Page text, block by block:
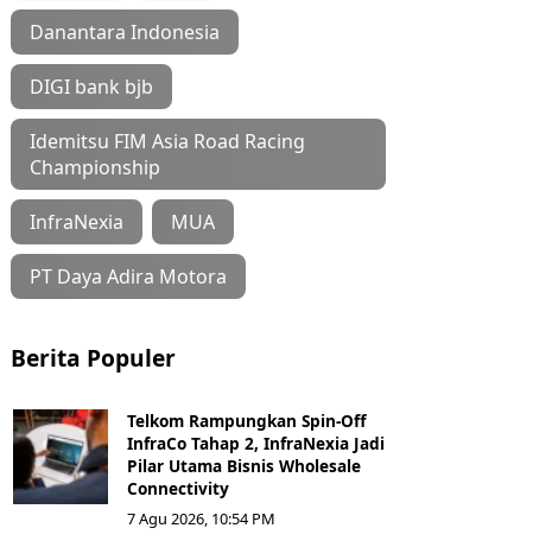
Danantara Indonesia
DIGI bank bjb
Idemitsu FIM Asia Road Racing
Championship
InfraNexia MUA
PT Daya Adira Motora
Berita Populer
Telkom Rampungkan Spin-Off
InfraCo Tahap 2, InfraNexia Jadi
Pilar Utama Bisnis Wholesale
Connectivity
7 Agu 2026, 10:54 PM